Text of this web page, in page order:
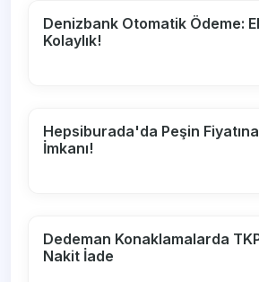
Denizbank Otomatik Ödeme:
Kolaylık!
Hepsiburada'da Peşin
İmkanı!
Dedeman Konaklamalarda
Nakit İade